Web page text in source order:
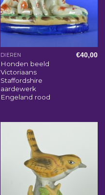
DIEREN
Honden beeld
Victoriaans
Staffordshire
aardewerk
Engeland rood
€40,00